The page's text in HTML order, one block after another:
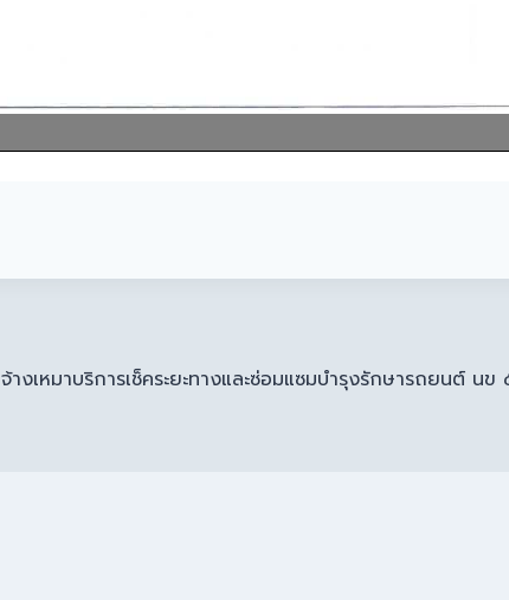
จ้างเหมาบริการเช็คระยะทางและซ่อมแซมบำรุงรักษารถยนต์ น